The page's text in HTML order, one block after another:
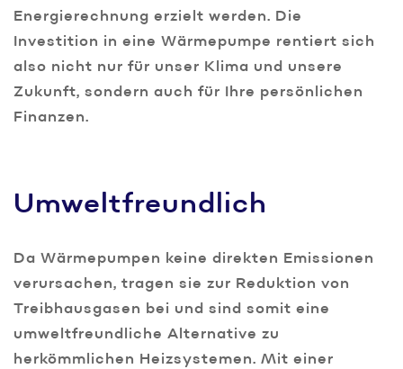
Energierechnung erzielt werden. Die
Investition in eine Wärmepumpe rentiert sich
also nicht nur für unser Klima und unsere
Zukunft, sondern auch für Ihre persönlichen
Finanzen.
Umweltfreundlich
Da Wärmepumpen keine direkten Emissionen
verursachen, tragen sie zur Reduktion von
Treibhausgasen bei und sind somit eine
umweltfreundliche Alternative zu
herkömmlichen Heizsystemen. Mit einer